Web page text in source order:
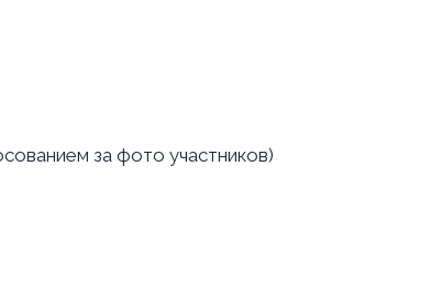
за фото участников)